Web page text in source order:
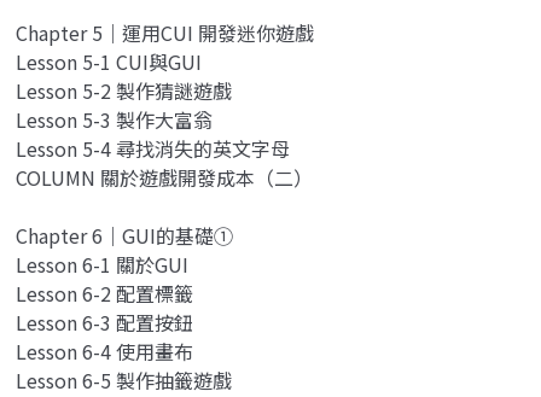
Chapter 5｜運用CUI 開發迷你遊戲
Lesson 5-1 CUI與GUI
Lesson 5-2 製作猜謎遊戲
Lesson 5-3 製作大富翁
Lesson 5-4 尋找消失的英文字母
COLUMN 關於遊戲開發成本（二）
Chapter 6｜GUI的基礎①
Lesson 6-1 關於GUI
Lesson 6-2 配置標籤
Lesson 6-3 配置按鈕
Lesson 6-4 使用畫布
Lesson 6-5 製作抽籤遊戲